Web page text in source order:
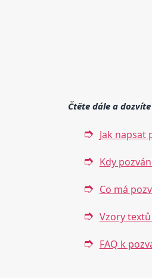
Čtěte dále a dozvíte
Jak napsat
Kdy
Co má
Vzory
FAQ k